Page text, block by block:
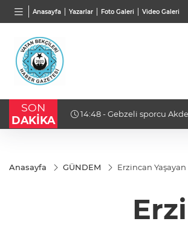
Anasayfa Yazarlar Foto Galeri Video Galeri
BGN
27,9743%-0,22
VND
0,0018%0,17
SON
DAKİKA
edecek 14:16 - İş insanı Ali
Anasayfa GÜNDEM Erzincan